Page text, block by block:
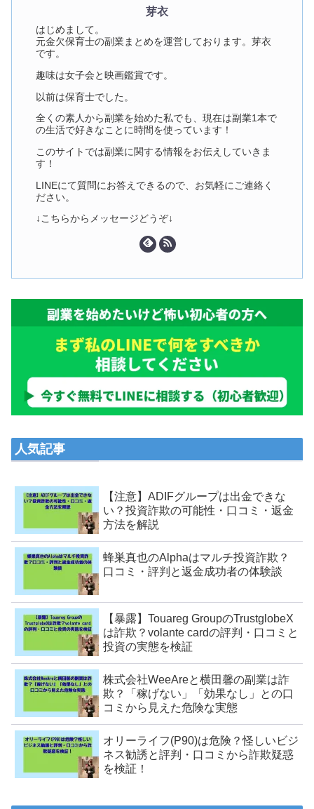
芽衣
はじめまして。
元金欠保育士の副業まとめを運営しております。芽衣
です。
趣味は女子会と映画鑑賞です。
以前は保育士でした。
全くの素人から副業を始めた私でも、現在は副業1本で
の生活で好きなことに時間を使っています！
このサイトでは副業に関する情報をお伝えしていきま
す！
LINEにて質問にお答えできるので、お気軽にご連絡く
ださい。
↓こちらからメッセージどうぞ↓
人気記事
【注意】ADIFグループは出金できな
い？投資詐欺の可能性・口コミ・返金
方法を解説
蜂巣真也のAlphaはマルチ投資詐欺？
口コミ・評判と返金成功者の体験談
【暴露】Touareg GroupのTrustglobeX
は詐欺？volante cardの評判・口コミと
投資の実態を検証
株式会社WeeAreと横田馨の副業は詐
欺？「稼げない」「効果なし」との口
コミから見えた危険な実態
オリーライフ(P90)は危険？怪しいビジ
ネス勧誘と評判・口コミから詐欺疑惑
を検証！